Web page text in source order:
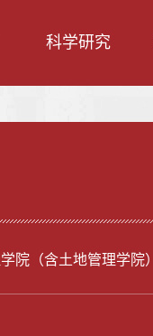
科学研究
院（含土地管理学院）